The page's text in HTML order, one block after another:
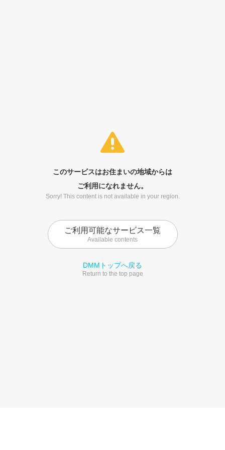
このサービスはお住まいの地域からは
ご利用になれません。
Sorry! This content is not available in your region.
ご利用可能なサービス一覧
Available contents
DMMトップへ戻る
Return to the top page